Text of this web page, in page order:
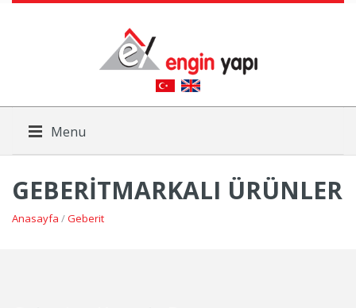
Menu
GEBERITMARKALI ÜRÜNLER
Anasayfa /Geberit